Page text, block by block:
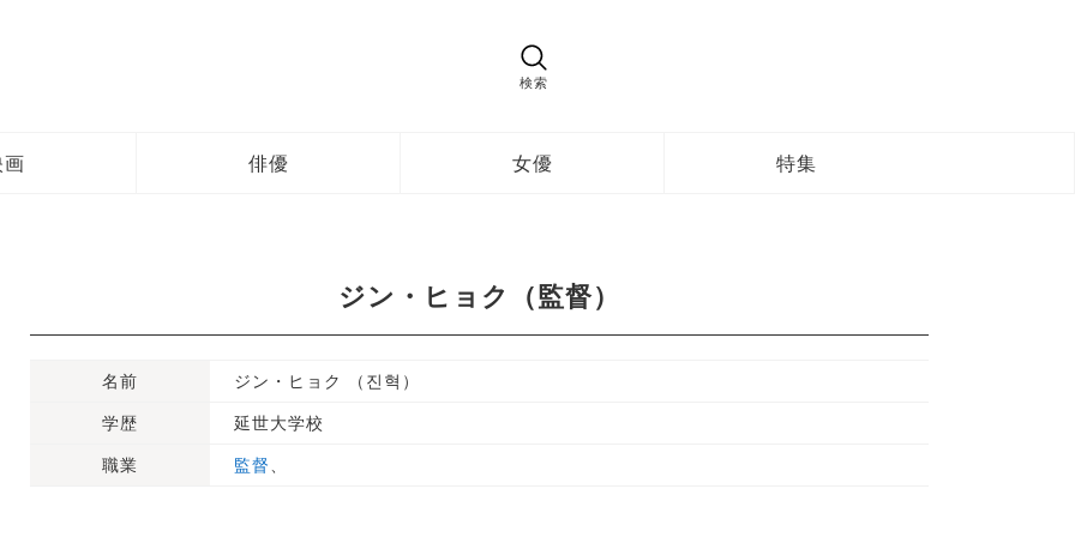
検索
俳優 女優 特集
ジン・ヒョク（監督）
名前 ジン・ヒョク （진혁）
学歴 延世大学校
職業 監督